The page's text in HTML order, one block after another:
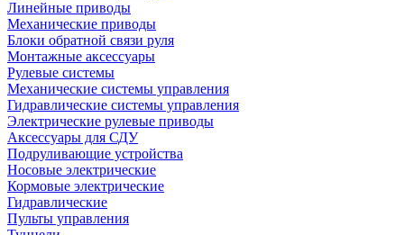
Линейные приводы
Механические приводы
Блоки обратной связи руля
Монтажные аксессуары
Рулевые системы
Механические системы управления
Гидравлические системы управления
Электрические рулевые приводы
Аксессуары для СДУ
Подруливающие устройства
Носовые электрические
Кормовые электрические
Гидравлические
Пульты управления